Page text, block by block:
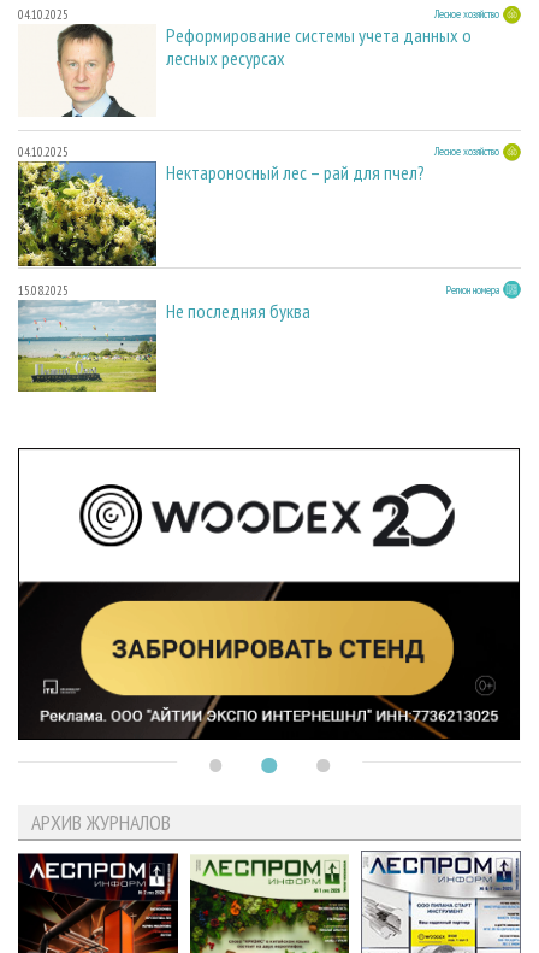
04.10.2025 Лесное хозяйство
Реформирование системы учета данных о
лесных ресурсах
04.10.2025 Лесное хозяйство
Нектароносный лес – рай для пчел?
15.08.2025 Регион номера
Не последняя буква
АРХИВ ЖУРНАЛОВ